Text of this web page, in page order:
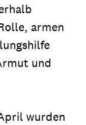
armen
und
wurden